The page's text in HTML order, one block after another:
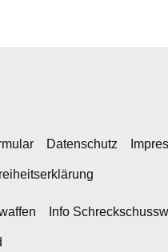
Datenschutz
Info